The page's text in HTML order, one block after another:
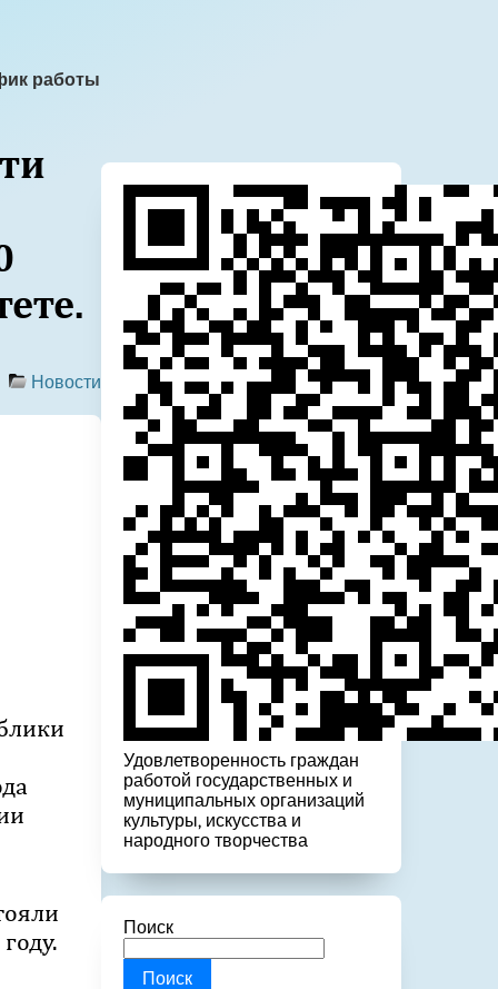
работы
Новости
Удовлетворенность граждан
работой государственных и
муниципальных организаций
культуры, искусства и
народного творчества
Поиск
Поиск